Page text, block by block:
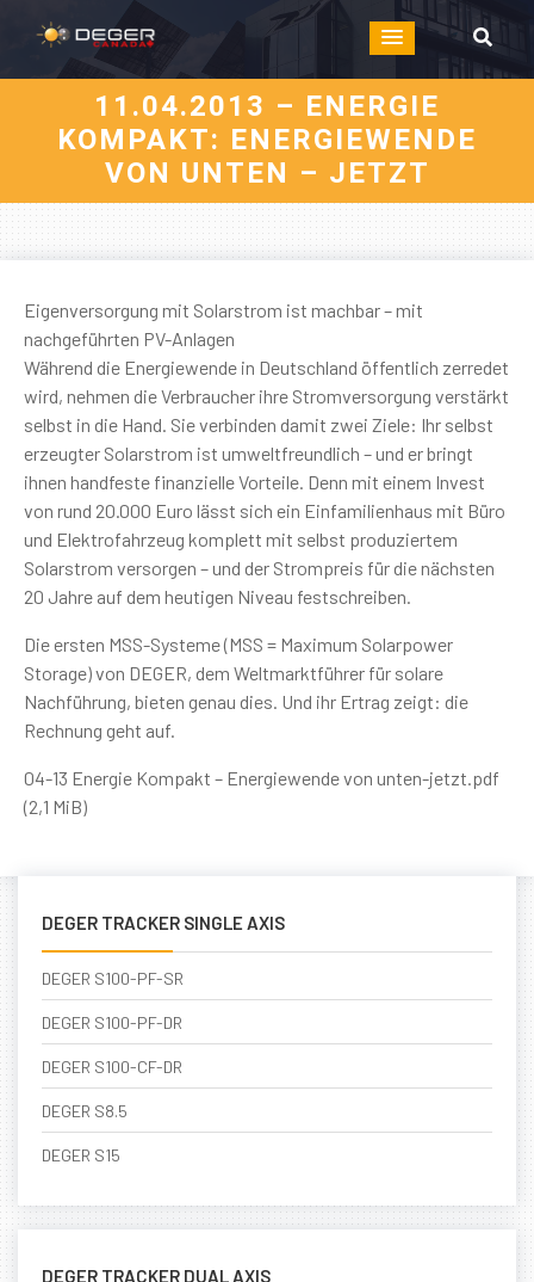
11.04.2013 – ENERGIE
KOMPAKT: ENERGIEWENDE
VON UNTEN – JETZT
Eigenversorgung mit Solarstrom ist machbar – mit
nachgeführten PV-Anlagen
Während die Energiewende in Deutschland öffentlich zerredet
wird, nehmen die Verbraucher ihre Stromversorgung verstärkt
selbst in die Hand. Sie verbinden damit zwei Ziele: Ihr selbst
erzeugter Solarstrom ist umweltfreundlich – und er bringt
ihnen handfeste finanzielle Vorteile. Denn mit einem Invest
von rund 20.000 Euro lässt sich ein Einfamilienhaus mit Büro
und Elektrofahrzeug komplett mit selbst produziertem
Solarstrom versorgen – und der Strompreis für die nächsten
20 Jahre auf dem heutigen Niveau festschreiben.
Die ersten MSS-Systeme (MSS = Maximum Solarpower
Storage) von DEGER, dem Weltmarktführer für solare
Nachführung, bieten genau dies. Und ihr Ertrag zeigt: die
Rechnung geht auf.
04-13 Energie Kompakt – Energiewende von unten-jetzt.pdf
(2,1 MiB)
DEGER TRACKER SINGLE AXIS
DEGER S100-PF-SR
DEGER S100-PF-DR
DEGER S100-CF-DR
DEGER S8.5
DEGER S15
DEGER TRACKER DUAL AXIS